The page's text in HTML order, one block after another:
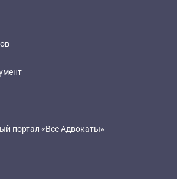
портал «Все Адвокаты»